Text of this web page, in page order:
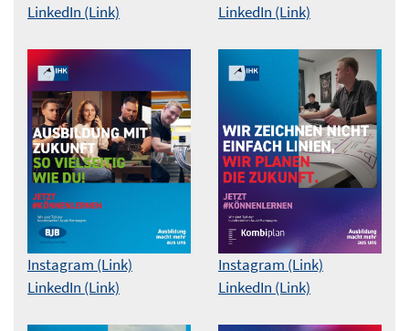
LinkedIn (Link)
LinkedIn (Link)
Instagram (Link)
LinkedIn (Link)
Instagram (Link)
LinkedIn (Link)